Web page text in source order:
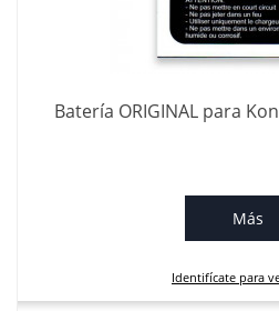
Batería ORIGINAL para
Más
Identifícate para